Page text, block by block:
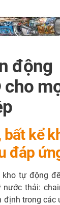
động
kể
đáp
kho tự động
thải:
định trong các